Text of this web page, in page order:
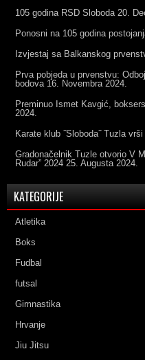
105 godina RSD Sloboda 20.
Ponosni na 105 godina
Izvjestaj sa Balkanskog
Prva pobjeda u prvenstvu:
bodova 16. Novembra 2024.
Preminuo Ismet Kavgić,
2024.
Karate klub ˝Sloboda˝ Tuzla
Gradonačelnik Tuzle otvorio V
Rudar” 2024 25. Augusta 2024.
KATEGORIJE
Atletika
Boks
Fudbal
futsal
Gimnastika
Hrvanje
Jiu Jitsu